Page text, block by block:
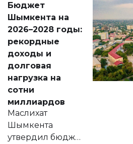
народу
Венесуэлы.
Бюджет
Шымкента на
2026–2028 годы:
рекордные
доходы и
долговая
нагрузка на
сотни
миллиардов
Маслихат
Шымкента
утвердил бюджет